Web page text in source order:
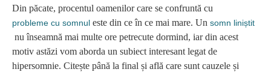
Din păcate, procentul oamenilor care se confruntă cu
probleme cu somnul este din ce în ce mai mare. Un somn liniștit
nu înseamnă mai multe ore petrecute dormind, iar din acest
motiv astăzi vom aborda un subiect interesant legat de
hipersomnie. Citește până la final și află care sunt cauzele și